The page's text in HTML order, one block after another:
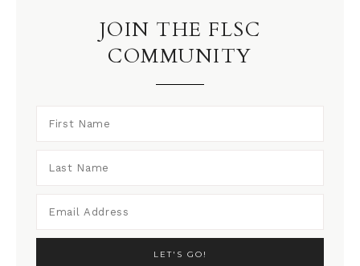
JOIN THE FLSC
COMMUNITY